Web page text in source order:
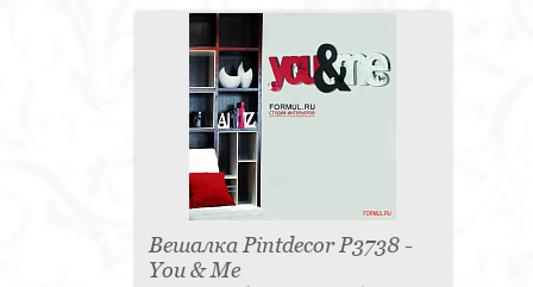
Вешалка Pintdecor P3738 -
You & Me